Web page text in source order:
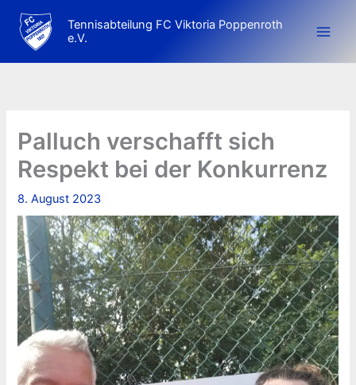
Inhalt
springen
Tennisabteilung FC Viktoria Poppenroth
e.V.
Palluch verschafft sich
Respekt bei der Konkurrenz
8. August 2023